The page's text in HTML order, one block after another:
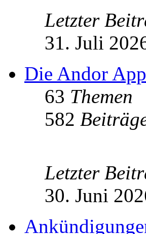
Letzter
31. Juli
Die Andor App
63 Themen
582
Letzter
30. Juni